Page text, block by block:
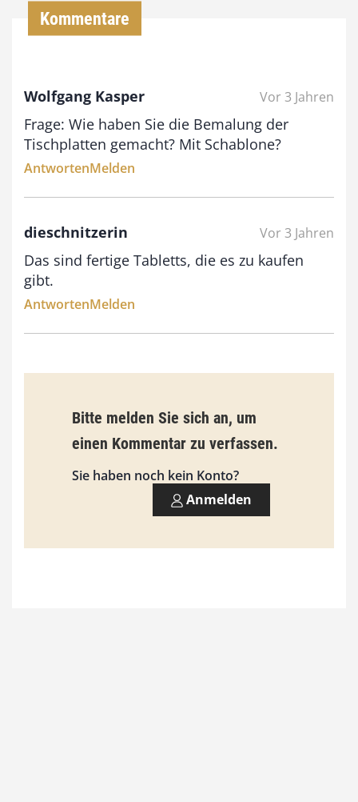
b
,
Kommentare
Wolfgang Kasper Vor 3 Jahren
Frage: Wie haben Sie die Bemalung der
Tischplatten gemacht? Mit Schablone?
AntwortenMelden
dieschnitzerin Vor 3 Jahren
Das sind fertige Tabletts, die es zu kaufen
gibt.
AntwortenMelden
Bitte melden Sie sich an, um
einen Kommentar zu verfassen.
Sie haben noch kein Konto?
Anmelden